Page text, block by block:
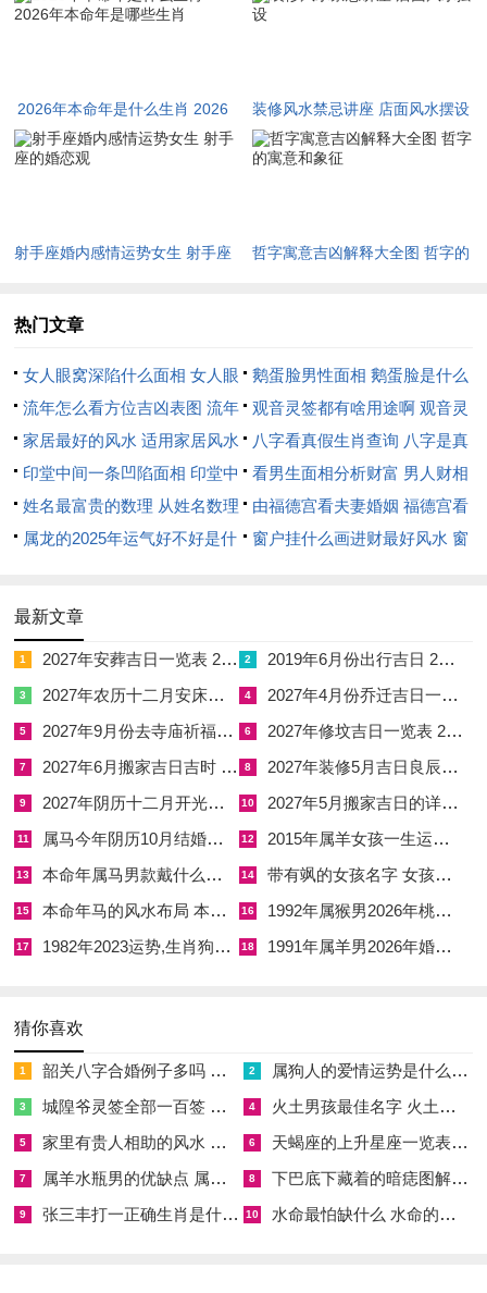
混杂之局，对于生肖鼠来讲地支子水与流年午火形成「子午正
此冲非同小可，子为鼠之根，午为火之峰，水激火发，是为「双
丙夺财」引发的财库动摇之象，冲太岁代表生活将面临巨大的变
动，例如搬迁、跳槽、远行或关系断裂。
中藏的癸水财星被天干丙火熊熊烈火不断蒸腾，形成财来财去、
将有投资获利之心者，往往会发现市场变脸如翻书，大好行情转
从人事关系来看与伴侣、合作伙伴之间极易因观念不合或利益冲
突而发生剧烈争吵，冲太岁在身，与气生财的基石被动摇，所有
都显得摇摇欲坠，除借助外力稳定，生肖鼠在本年最忌讳意气用
事，任何重大的财务决策都必须慎之又慎，将现金牢牢握在手中
方为上策。
害，成为「害太岁」之局，这是一种比冲太岁更为阴柔隐晦的损
坏能量，犹如蚁穴溃堤，常在无声无息间瓦解人际城墙。
丑牛与午马不是正面对抗。而是暗中妨害，丙火虽为印绶，但午
中己土混杂，羊刃暗藏杀机，害太岁之年生肖牛最易遭逢小人缠
以职场来讲看似牢不可破的项目根基。往往毁于一句谗言或一次
不经意的泄密，将真诚待人视作信条的属牛者，今年尤需睁大眼
睛，因「羊刃驾杀」代表的正是软刀子的伤害，财运上也多是因
但害太岁的能量并非只有负面。它逼近你们必须重新审视身边的
此环境中可在正南方太岁方位安放一款祥安阁联吉锦袋，此锦袋
专为化解2026年犯太岁煞气而设，内置五行调衡秘物，借方位
之力，平抑害太岁带来的小人暗涌之象，稳固动荡气场。
卯木生午火，本是相生之路，奈何丙午年火势滔天木反被火焚，
2026年本命年是什么生肖 2026
年本命年是哪些生肖
装修风水禁忌讲座 店面风水摆设
射手座婚内感情运势女生 射手座
哲字寓意吉凶解释大全图 哲字的
热门文章
女人眼窝深陷什么面相 女人眼
窝深陷是短命相吗
鹅蛋脸男性面相 鹅蛋脸是什么
脸型男性
流年怎么看方位吉凶表图 流年
位置怎么看
观音灵签都有啥用途啊 观音灵
签全部签签词
家居最好的风水 适用家居风水
八字看真假生肖查询 八字是真
还是假
印堂中间一条凹陷面相 印堂中
间有条线沟好不好
看男生面相分析财富 男人财相
从哪里看
姓名最富贵的数理 从姓名数理
看富豪
由福德宫看夫妻婚姻 福德宫看
配偶生肖
属龙的2025年运气好不好是什
2025年属龙人的全年运势
窗户挂什么画进财最好风水 窗
最新文章
1 2027年安葬吉日一览表 2027年12月安葬吉日一览表 2 2019年6月份出行吉日 2027年6月出行吉日一览表
3 2027年农历十二月安床吉日 2027年正月安床吉日吉时查询 4 2027年4月份乔迁吉日一览表 2027年4月乔迁吉日吉时查询
5 2027年9月份去寺庙祈福的日子 2027年5月去寺庙吉日一览表 6 2027年修坟吉日一览表 2027年农历2月修坟吉日一览表
7 2027年6月搬家吉日吉时 2027年农历6月搬家吉日一览表 8 2027年装修5月吉日良辰查询表 2027年农历5月装修吉日一览表
9 2027年阴历十二月开光吉日 2027年12月开光吉日一览表 10 2027年5月搬家吉日的详细解释 2027年5月搬家吉日吉时查询
11 属马今年阴历10月结婚好吗 属马还有几年本命年结婚呢好吗 12 2015年属羊女孩一生运势 2015年属羊女2026年健康运好吗
13 本命年属马男款戴什么财神 本命年属马男士戴什么好一点 14 带有飒的女孩名字 女孩取名字带飒字有什么名字好听
15 本命年马的风水布局 本命年马的佛像怎么摆放 16 1992年属猴男2026年桃花运 1992年属猴男2026年感情运如何
17 1982年2023运势,生肖狗1982年2023运势 18 1991年属羊男2026年婚姻运势 1991年属羊男2026年感情运如何
猜你喜欢
1 韶关八字合婚例子多吗 韶关八字测风水 2 属狗人的爱情运势是什么意思 属狗的人爱情观
3 城隍爷灵签全部一百签 城隍爷灵签解签大全 4 火土男孩最佳名字 火土属性的字男孩名字有哪些
5 家里有贵人相助的风水 家里有贵人是什么意思 6 天蝎座的上升星座一览表 天蝎座的上升星座查询
7 属羊水瓶男的优缺点 属羊水瓶座男生性格爱情观 8 下巴底下藏着的暗痣图解 下巴尖底下有痣代表什么
9 张三丰打一正确生肖是什么意思 张三丰是指什么生肖 10 水命最怕缺什么 水命的人忌什么